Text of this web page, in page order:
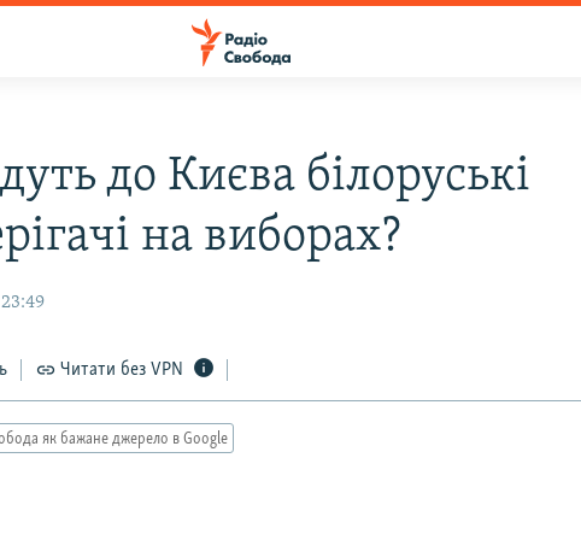
до Києва білоруські
на виборах?
Читати без VPN
як бажане джерело в Google